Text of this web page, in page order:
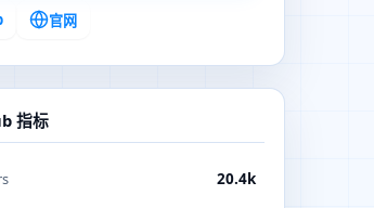
官网
指标
20.4k